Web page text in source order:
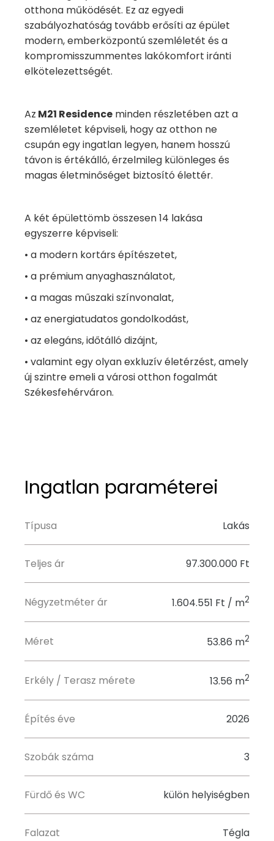
otthona működését. Ez az egyedi
szabályozhatóság tovább erősíti az épület
modern, emberközpontú szemléletét és a
kompromisszummentes lakókomfort iránti
elkötelezettségét.
Az M21 Residence minden részletében azt a
szemléletet képviseli, hogy az otthon ne
csupán egy ingatlan legyen, hanem hosszú
távon is értékálló, érzelmileg különleges és
magas életminőséget biztosító élettér.
A két épülettömb összesen 14 lakása
egyszerre képviseli:
• a modern kortárs építészetet,
• a prémium anyaghasználatot,
• a magas műszaki színvonalat,
• az energiatudatos gondolkodást,
• az elegáns, időtálló dizájnt,
• valamint egy olyan exkluzív életérzést, amely
új szintre emeli a városi otthon fogalmát
Székesfehérváron.
Ingatlan paraméterei
Típusa Lakás
Teljes ár 97.300.000 Ft
Négyzetméter ár 1.604.551 Ft / m2
Méret 53.86 m2
Erkély / Terasz mérete 13.56 m2
Építés éve 2026
Szobák száma 3
Fürdő és WC külön helyiségben
Falazat Tégla